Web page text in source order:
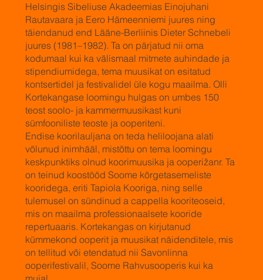
Helsingis Sibeliuse Akadeemias Einojuhani
Rautavaara ja Eero Hämeenniemi juures ning
täiendanud end Lääne-Berliinis Dieter Schnebeli
juures (1981–1982). Ta on pärjatud nii oma
kodumaal kui ka välismaal mitmete auhindade ja
stipendiumidega, tema muusikat on esitatud
kontsertidel ja festivalidel üle kogu maailma. Olli
Kortekangase loomingu hulgas on umbes 150
teost soolo- ja kammermuusikast kuni
sümfooniliste teoste ja ooperiteni.
Endise koorilauljana on teda heliloojana alati
võlunud inimhääl, mistõttu on tema loomingu
keskpunktiks olnud koorimuusika ja ooperižanr. Ta
on teinud koostööd Soome kõrgetasemeliste
kooridega, eriti Tapiola Kooriga, ning selle
tulemusel on sündinud a cappella kooriteoseid,
mis on maailma professionaalsete kooride
repertuaaris. Kortekangas on kirjutanud
kümmekond ooperit ja muusikat näidenditele, mis
on tellitud või etendatud nii Savonlinna
ooperifestivalil, Soome Rahvusooperis kui ka